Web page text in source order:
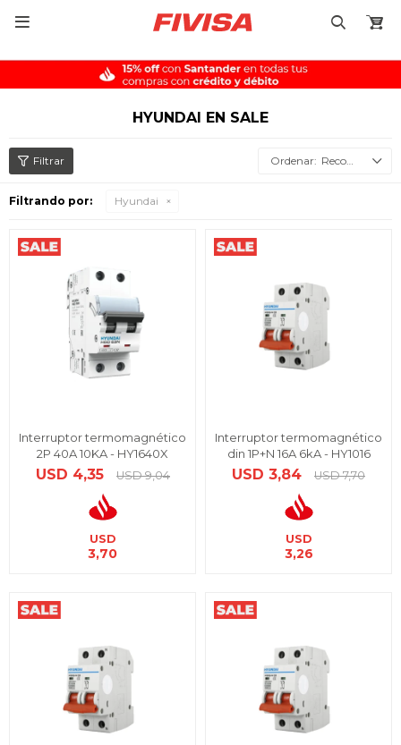

HYUNDAI EN SALE
Recomendados
Filtrando por: Hyundai
Interruptor termomagnético
2P 40A 10KA - HY1640X
USD 4,35 USD 9,04
USD
3,70
Interruptor termomagnético
din 1P+N 16A 6kA - HY1016
USD 3,84 USD 7,70
USD
3,26